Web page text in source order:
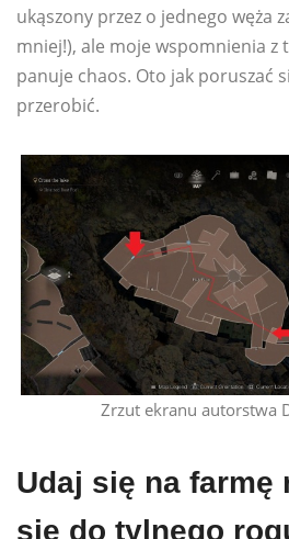
ukąszony przez o jednego węża
mniej!), ale moje wspomnienia z
panuje chaos. Oto jak poruszać
przerobić.
Zrzut ekranu autorstwa
Udaj się na farmę
się do tylnego